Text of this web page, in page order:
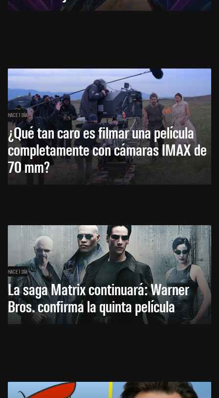
HACE 1 DÍA
¿Qué tan caro es filmar una película
completamente con cámaras IMAX de
70 mm?
HACE 1 DÍA
La saga Matrix continuará: Warner
Bros. confirma la quinta película